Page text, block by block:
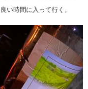
い時間に入って行く。